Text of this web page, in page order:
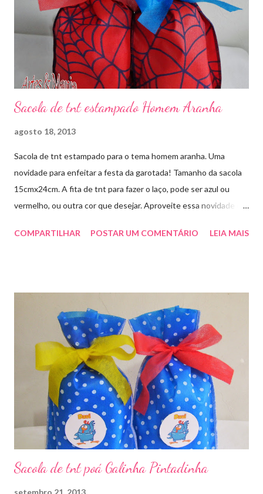
Sacola de tnt estampado Homem Aranha
agosto 18, 2013
Sacola de tnt estampado para o tema homem aranha. Uma
novidade para enfeitar a festa da garotada! Tamanho da sacola
15cmx24cm. A fita de tnt para fazer o laço, pode ser azul ou
vermelho, ou outra cor que desejar. Aproveite essa novidade e
COMPARTILHAR
POSTAR UM COMENTÁRIO LEIA MAIS
Sacola de tnt poá Galinha Pintadinha
setembro 21, 2013